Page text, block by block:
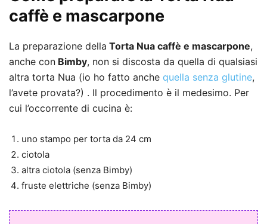
caffè e mascarpone
La preparazione della Torta Nua caffè e mascarpone,
anche con Bimby, non si discosta da quella di qualsiasi
altra torta Nua (io ho fatto anche quella senza glutine,
l’avete provata?) . Il procedimento è il medesimo. Per
cui l’occorrente di cucina è:
uno stampo per torta da 24 cm
ciotola
altra ciotola (senza Bimby)
fruste elettriche (senza Bimby)